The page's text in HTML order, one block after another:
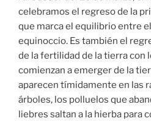
celebramos el regreso de la
que marca el equilibrio entre
equinoccio. Es también el
de la fertilidad de la tierra con
comienzan a emerger de la
aparecen tímidamente en las
árboles, los polluelos que
liebres saltan a la hierba para